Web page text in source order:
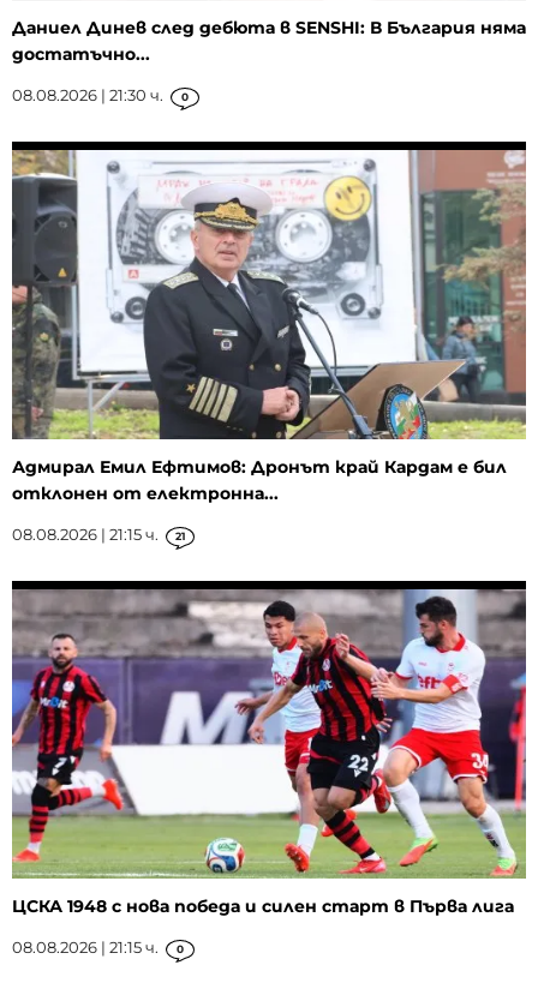
Даниел Динев след дебюта в SENSHI: В България няма
достатъчно...
08.08.2026 | 21:30 ч. 0
Адмирал Емил Ефтимов: Дронът край Кардам е бил
отклонен от електронна...
08.08.2026 | 21:15 ч. 21
ЦСКА 1948 с нова победа и силен старт в Първа лига
08.08.2026 | 21:15 ч. 0